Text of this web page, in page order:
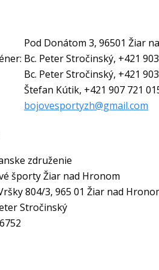
Pod Donátom 3, 96501 Žiar
Bc. Peter Stročinský, +421
Bc. Peter Stročinský, +421
Štefan Kútik, +421 907 721
bojovesportyzh@gmail.com
združenie
športy Žiar nad Hronom
804/3, 965 01 Žiar nad
Stročinský